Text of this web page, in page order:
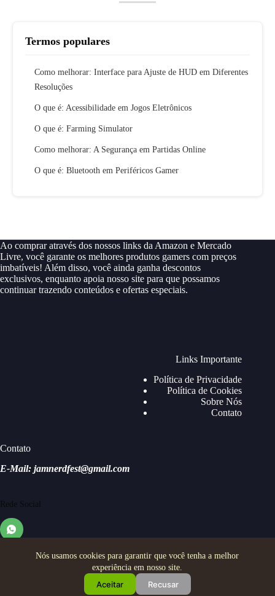
Nós usamos cookies para garantir que você tenha a melhor
experiência em nosso site.
Aceitar Recusar
Termos populares
Como melhorar: Interface para Ajuste de HUD em Diferentes
Resoluções
O que é: Acessibilidade em Jogos Eletrônicos
O que é: Farming Simulator
Como melhorar: A Segurança em Partidas Online
O que é: Bluetooth em Periféricos Gamer
Ao comprar através dos nossos links da Amazon e Mercado
Livre, você garante os melhores produtos gamers com preços
imbatíveis! Além disso, você ainda ganha descontos
exclusivos, enquanto apoia nosso site para que possamos
continuar trazendo conteúdos e ofertas especiais.
Links Importante
Política de Privacidade
Política de Cookies
Sobre Nós
Contato
Contato
E-Mail: jamnerdfest@gmail.com
Rede Social
Copyright © 2026 - Jam Nerd Festival - Todos os direitos